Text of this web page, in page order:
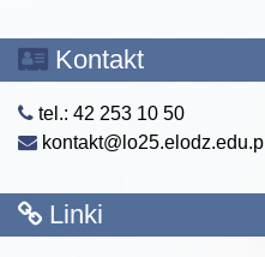
Kontakt
tel.: 42 253 10 50
kontakt@lo25.elodz.edu.pl
Linki